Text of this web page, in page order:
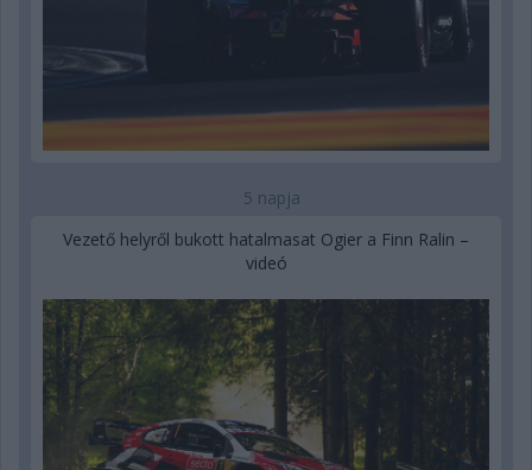
5 napja
Vezető helyről bukott hatalmasat Ogier a Finn Ralin –
videó